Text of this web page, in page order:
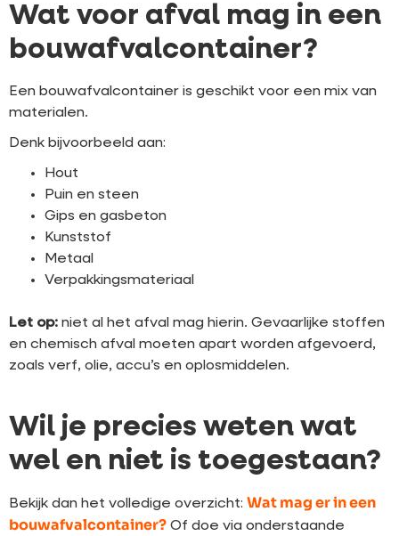
Wat voor afval mag in een
bouwafvalcontainer?
Een bouwafvalcontainer is geschikt voor een mix van
materialen.
Denk bijvoorbeeld aan:
Hout
Puin en steen
Gips en gasbeton
Kunststof
Metaal
Verpakkingsmateriaal
Let op: niet al het afval mag hierin. Gevaarlijke stoffen
en chemisch afval moeten apart worden afgevoerd,
zoals verf, olie, accu’s en oplosmiddelen.
Wil je precies weten wat
wel en niet is toegestaan?
Bekijk dan het volledige overzicht: Wat mag er in een
bouwafvalcontainer? Of doe via onderstaande